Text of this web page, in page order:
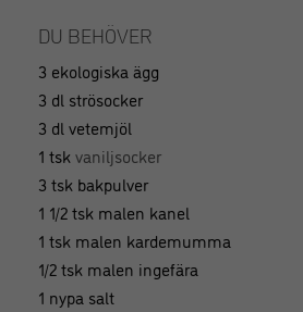
DU BEHÖVER
3 ekologiska ägg
3 dl strösocker
3 dl vetemjöl
1 tsk vaniljsocker
3 tsk bakpulver
1 1/2 tsk malen kanel
1 tsk malen kardemumma
1/2 tsk malen ingefära
1 nypa salt